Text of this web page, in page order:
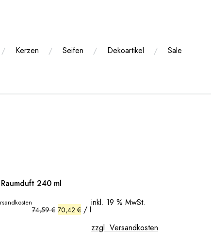
Kerzen Seifen Dekoartikel Sale
240 ml
74,59€ 70,42 € / l
inkl. 19 % MwSt.
zzgl. Versandkosten